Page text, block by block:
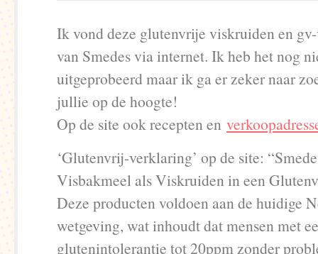
Ik vond deze glutenvrije viskruiden en
van Smedes via internet. Ik heb het nog
uitgeprobeerd maar ik ga er zeker naar
jullie op de hoogte!
Op de site ook recepten en
‘Glutenvrij-verklaring’ op de site:
Visbakmeel als Viskruiden in een
Deze producten voldoen aan de huidige
wetgeving, wat inhoudt dat mensen met
glutenintolerantie tot 20ppm zonder